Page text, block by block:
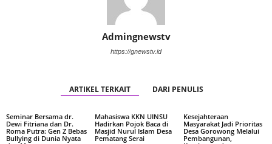
Admingnewstv
https://gnewstv.id
ARTIKEL TERKAIT DARI PENULIS
Seminar Bersama dr.
Dewi Fitriana dan Dr.
Roma Putra: Gen Z Bebas
Bullying di Dunia Nyata
Mahasiswa KKN UINSU
Hadirkan Pojok Baca di
Masjid Nurul Islam Desa
Pematang Serai
Kesejahteraan
Masyarakat Jadi Prioritas
Desa Gorowong Melalui
Pembangunan,